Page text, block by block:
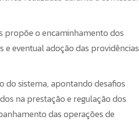
propõe o encaminhamento dos
eventual adoção das providências
do sistema, apontando desafios
na prestação e regulação dos
das operações de